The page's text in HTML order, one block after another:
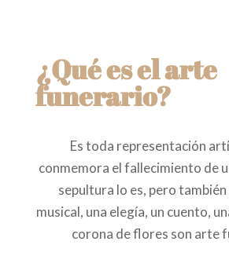
¿Qué es el arte
funerario?
Es toda representación
conmemora el fallecimiento de
sepultura lo es, pero
musical, una elegía, un cuento,
corona de flores son arte